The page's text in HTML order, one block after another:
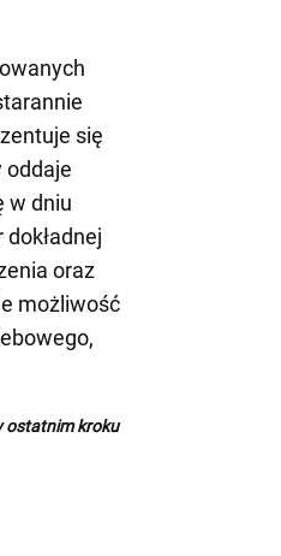
się
oddaje
w dniu
oraz
możliwość
ostatnim kroku